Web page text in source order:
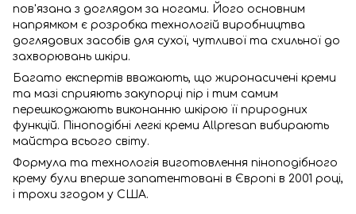
пов'язана з доглядом за ногами. Його основним
напрямком є розробка технологій виробництва
доглядових засобів для сухої, чутливої та схильної до
захворювань шкіри.
Багато експертів вважають, що жиронасичені креми
та мазі сприяють закупорці пір і тим самим
перешкоджають виконанню шкірою її природних
функцій. Піноподібні легкі креми Allpresan вибирають
майстра всього світу.
Формула та технологія виготовлення піноподібного
крему були вперше запатентовані в Європі в 2001 році,
і трохи згодом у США.